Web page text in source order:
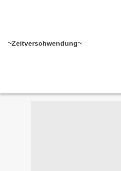
~Zeitverschwendung~